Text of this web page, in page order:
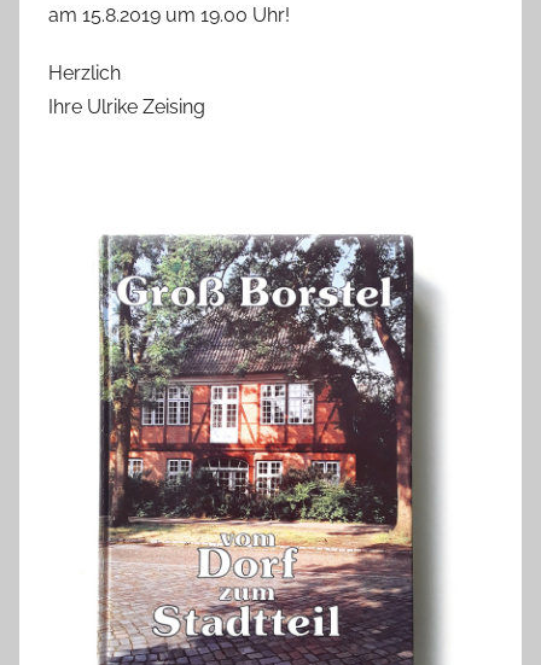
am 15.8.2019 um 19.00 Uhr!
Herzlich
Ihre Ulrike Zeising